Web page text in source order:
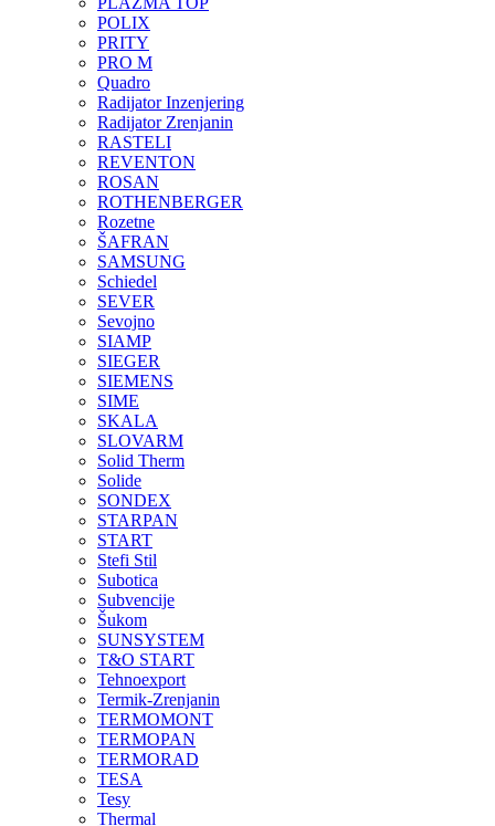
POLIX
PRITY
PRO M
Quadro
Radijator Inzenjering
Radijator Zrenjanin
RASTELI
REVENTON
ROSAN
ROTHENBERGER
Rozetne
ŠAFRAN
SAMSUNG
Schiedel
SEVER
Sevojno
SIAMP
SIEGER
SIEMENS
SIME
SKALA
SLOVARM
Solid Therm
Solide
SONDEX
STARPAN
START
Stefi Stil
Subotica
Subvencije
Šukom
SUNSYSTEM
T&O START
Tehnoexport
Termik-Zrenjanin
TERMOMONT
TERMOPAN
TERMORAD
TESA
Tesy
Thermal